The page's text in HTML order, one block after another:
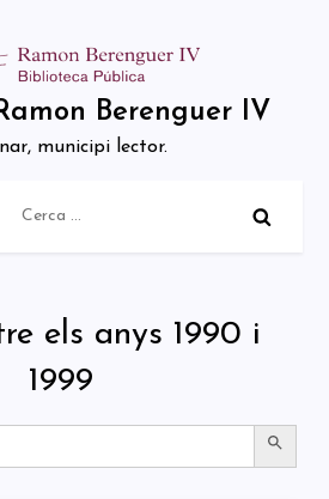
Berenguer IV
municipi lector.
els anys 1990 i
1999
SEARCH BUTTON